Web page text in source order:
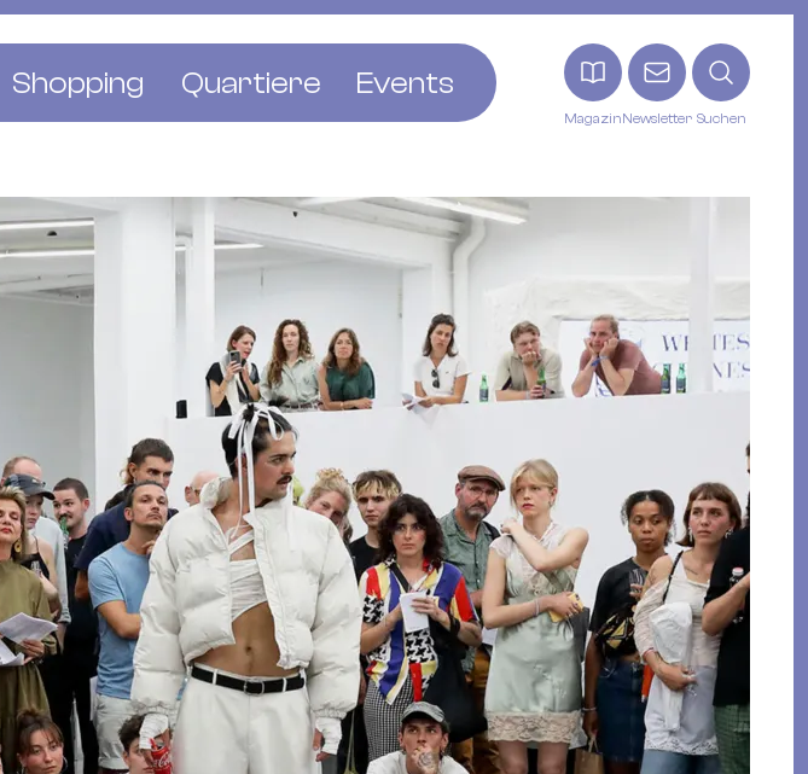
MagazinNewsletter Suchen
Rooms
& Konditoreien
Shopping
Concept Stores
Wohnen & Leben
Schmuck & Uhren
Blumen & Pflanzen
Quartiere
Bachletten
Gundeldingen
Kleinbasel
Klybeck
St. Johann
Wettstein
Events